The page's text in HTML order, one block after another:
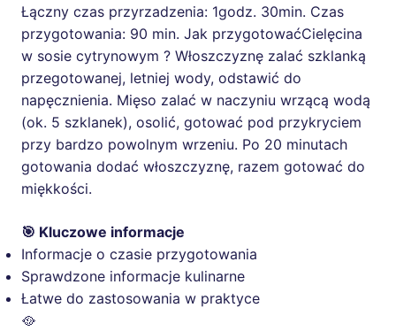
Łączny czas przyrzadzenia: 1godz. 30min. Czas
przygotowania: 90 min. Jak przygotowaćCielęcina
w sosie cytrynowym ? Włoszczyznę zalać szklanką
przegotowanej, letniej wody, odstawić do
napęcznienia. Mięso zalać w naczyniu wrzącą wodą
(ok. 5 szklanek), osolić, gotować pod przykryciem
przy bardzo powolnym wrzeniu. Po 20 minutach
gotowania dodać włoszczyznę, razem gotować do
miękkości.
🎯 Kluczowe informacje
Informacje o czasie przygotowania
Sprawdzone informacje kulinarne
Łatwe do zastosowania w praktyce
🥘